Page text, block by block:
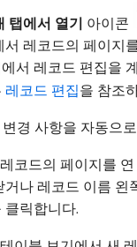
탭에서 열기 아이콘
서 레코드의 페이지
서 레코드 편집을
레코드 편집을 참조
변경 사항을 자동으
코드의 페이지를 연
거나 레코드 이름 왼
클릭합니다.